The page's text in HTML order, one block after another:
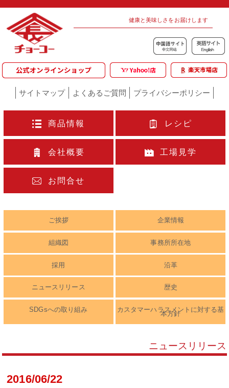
健康と美味しさをお届けします
サイトマップ よくあるご質問 プライバシーポリシー
商品情報 レシピ
会社概要 工場見学
お問合せ
ご挨拶 企業情報
組織図 事務所所在地
採用 沿革
ニュースリリース 歴史
SDGsへの取り組み カスタマーハラスメントに対する基
本方針
ニュースリリース
2016/06/22